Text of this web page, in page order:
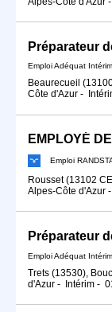
Préparateur
Emploi Adéquat Intérim
Beaurecueil
Côte d'Azur -
EMPLOYÉ
Emploi
Rousset (13102
Alpes-Côte d'Azur -
Préparateur
Emploi Adéquat Intérim
Trets (13530),
d'Azur - Intérim -